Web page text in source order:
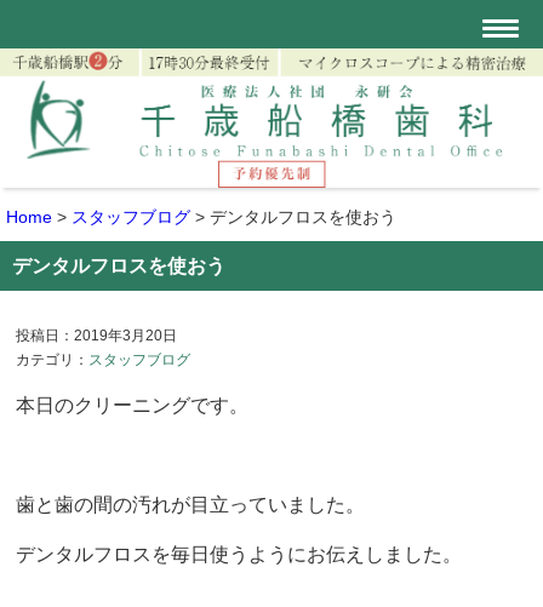
Home > スタッフブログ > デンタルフロスを使おう
デンタルフロスを使おう
投稿日：2019年3月20日
カテゴリ： スタッフブログ
本日のクリーニングです。
歯と歯の間の汚れが目立っていました。
デンタルフロスを毎日使うようにお伝えしました。